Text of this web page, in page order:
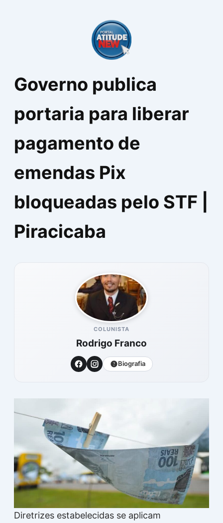
Governo publica
portaria para liberar
pagamento de
emendas Pix
bloqueadas pelo STF |
Piracicaba
COLUNISTA
Rodrigo Franco
Biografia
Diretrizes estabelecidas se aplicam